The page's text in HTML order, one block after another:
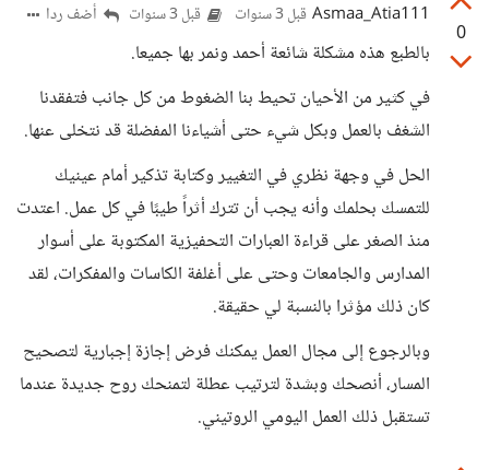
0
Asmaa_Atia111 قبل 3 سنوات قبل 3 سنوات أضف ردا
بالطبع هذه مشكلة شائعة أحمد ونمر بها جميعا.
في كثير من الأحيان تحيط بنا الضغوط من كل جانب فتفقدنا
الشغف بالعمل وبكل شيء حتى أشياءنا المفضلة قد نتخلى عنها.
الحل في وجهة نظري في التغيير وكتابة تذكير أمام عينيك
للتمسك بحلمك وأنه يجب أن تترك أثراً طيبًا في كل عمل. اعتدت
منذ الصغر على قراءة العبارات التحفيزية المكتوبة على أسوار
المدارس والجامعات وحتى على أغلفة الكاسات والمفكرات، لقد
كان ذلك مؤثرا بالنسبة لي حقيقة.
وبالرجوع إلى مجال العمل يمكنك فرض إجازة إجبارية لتصحيح
المسار، أنصحك وبشدة لترتيب عطلة لتمنحك روح جديدة عندما
تستقبل ذلك العمل اليومي الروتيني.